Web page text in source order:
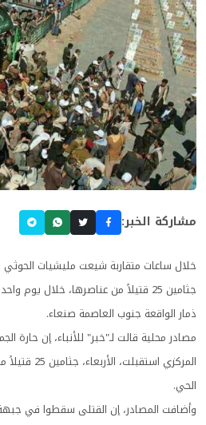
مشاركة الخبر:
خلال ساعات متقاربة شيعت مليشيات الحوثي
جثامين 25 قتيلاً من عناصرها، خلال
ذمار الواقعة جنوب العاصمة صنعاء.
مصادر محلية قالت لـ"خبر" للأنباء، إن حارة
المركزي
الحي.
وأضافت المصادر، إن القتلى سقطوا في